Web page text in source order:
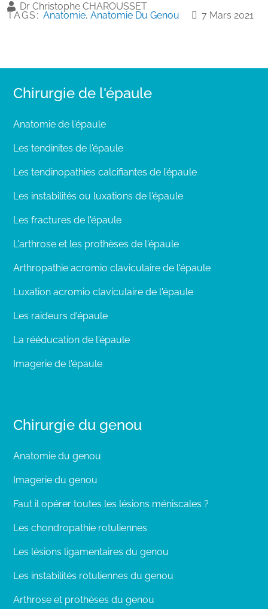
Dr Christophe CHAROUSSET
TAGS: Anatomie, Anatomie Du Genou 7 Mars 2021
Chirurgie de l'épaule
Anatomie de l'épaule
Les tendinites de l'épaule
Les tendinopathies calcifiantes de l’épaule
Les instabilités ou luxations de l'épaule
Les fractures de l'épaule
L'arthrose et les prothèses de l'épaule
Arthropathie acromio claviculaire de l'épaule
Luxation acromio claviculaire de l'épaule
Les raideurs d'épaule
La rééducation de l'épaule
Imagerie de l'épaule
Chirurgie du genou
Anatomie du genou
Imagerie du genou
Faut il opérer toutes les lésions méniscales ?
Les chondropathie rotuliennes
Les lésions ligamentaires du genou
Les instabilités rotuliennes du genou
Arthrose et prothèses du genou